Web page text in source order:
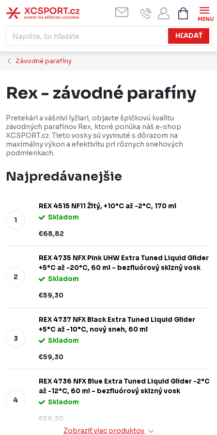
na
obsah
HĽADAŤ
KOŠÍK
Závodné parafíny
Rex - závodné parafíny
Pretekári a vášniví lyžiari, objavte špičkovú kvalitu
závodných parafínov Rex, ktoré ponúka náš e-shop
XCSPORT.cz. Tieto vosky sú vyvinuté s dôrazom na
maximálny výkon a efektivitu pri rôznych snehových
podmienkach.
Najpredávanejšie
REX 4515 NF11 Žltý, +10°C až -2°C, 170 ml
Skladom
€68,82
REX 4735 NFX Pink UHW Extra Tuned Liquid Glider
+5°C až -20°C, 60 ml – bezfluórový sklzný vosk
Skladom
€59,30
REX 4737 NFX Black Extra Tuned Liquid Glider
+5°C až -10°C, nový sneh, 60 ml
Skladom
€59,30
REX 4736 NFX Blue Extra Tuned Liquid Glider -2°C
až -12°C, 60 ml – bezfluórový sklzný vosk
Skladom
€59,30
Zobraziť viac produktov